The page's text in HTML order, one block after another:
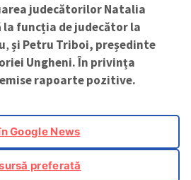
judecătorilor Natalia
funcția de judecător la
,și Petru Triboi, președinte
Ungheni. În privința
rapoarte pozitive.
Google News
preferată